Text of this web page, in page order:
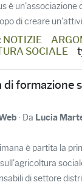
è un'associazione
di creare
NOTIZIE
SOCIALE
di formazione
· Da Lucia
è partita la
di settore